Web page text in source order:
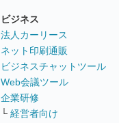
ビジネス
法人カーリース
ネット印刷通販
ビジネスチャットツール
Web会議ツール
企業研修
└ 経営者向け